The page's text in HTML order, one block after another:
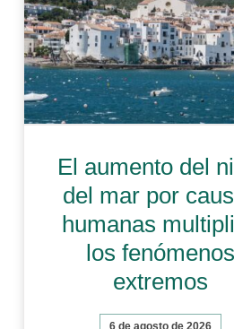
El aumento del
del mar por
humanas
los fenómenos
extremos
6 de agosto de 2026